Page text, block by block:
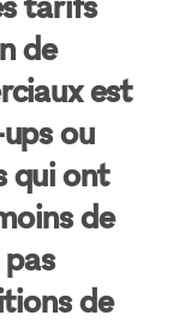
de
est
ou
qui ont
de
de